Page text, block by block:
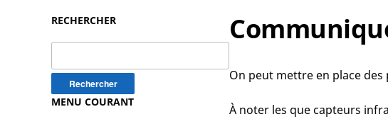
RECHERCHER
MENU COURANT
On peut mettre en place
À noter les que capteurs